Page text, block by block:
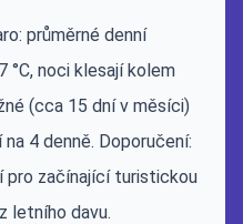
průměrné denní
°C, noci klesají kolem
(cca 15 dní v měsíci)
4 denně. Doporučení:
začínající turistickou
letního davu.